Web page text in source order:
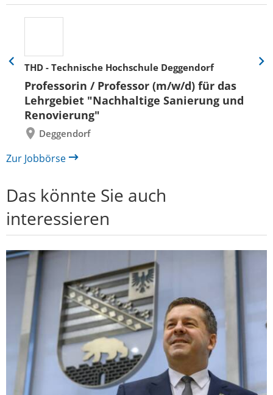
THD - Technische Hochschule Deggendorf
Professorin / Professor (m/w/d) für das
Lehrgebiet "Nachhaltige Sanierung und
Renovierung"
Deggendorf
Eine
zurück
Eine
Zur Jobbörse
Das könnte Sie auch
interessieren